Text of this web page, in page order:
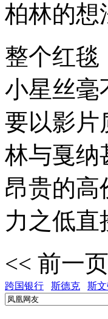
柏林的想
整个红毯
小星丝毫
要以影片
林与戛纳
昂贵的高
力之低直
<< 前一页
跨国银行 斯德克 斯